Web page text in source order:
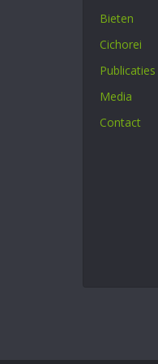
Bieten
Cichorei
Publicaties
Media
Contact